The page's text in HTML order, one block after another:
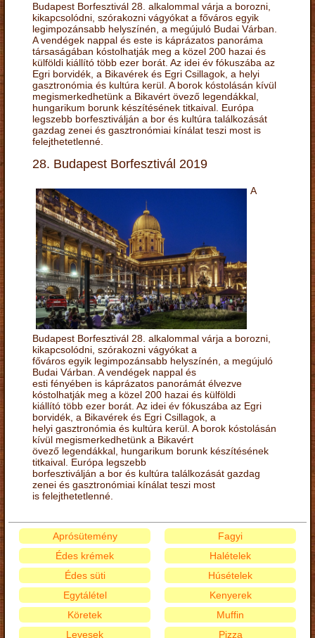
Budapest Borfesztivál 28. alkalommal várja a borozni,
kikapcsolódni, szórakozni vágyókat a főváros egyik
legimpozánsabb helyszínén, a megújuló Budai Várban.
A vendégek nappal és este is káprázatos panoráma
társaságában kóstolhatják meg a közel 200 hazai és
külföldi kiállító több ezer borát. Az idei év fókuszába az
Egri borvidék, a Bikavérek és Egri Csillagok, a helyi
gasztronómia és kultúra kerül. A borok kóstolásán kívül
megismerkedhetünk a Bikavért övező legendákkal,
hungarikum borunk készítésének titkaival. Európa
legszebb borfesztiválján a bor és kultúra találkozását
gazdag zenei és gasztronómiai kínálat teszi most is
felejthetetlenné.
28. Budapest Borfesztivál 2019
A
Budapest Borfesztivál 28. alkalommal várja a borozni,
kikapcsolódni, szórakozni vágyókat a
főváros egyik legimpozánsabb helyszínén, a megújuló
Budai Várban. A vendégek nappal és
esti fényében is káprázatos panorámát élvezve
kóstolhatják meg a közel 200 hazai és külföldi
kiállító több ezer borát. Az idei év fókuszába az Egri
borvidék, a Bikavérek és Egri Csillagok, a
helyi gasztronómia és kultúra kerül. A borok kóstolásán
kívül megismerkedhetünk a Bikavért
övező legendákkal, hungarikum borunk készítésének
titkaival. Európa legszebb
borfesztiválján a bor és kultúra találkozását gazdag
zenei és gasztronómiai kínálat teszi most
is felejthetetlenné.
Aprósütemény
Édes krémek
Édes süti
Egytálétel
Fagyi
Halételek
Húsételek
Kenyerek
Köretek
Levesek
Muffin
Pizza